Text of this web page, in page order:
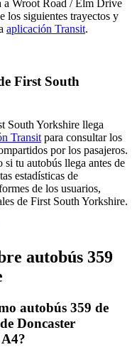
a Wroot Road / Elm Drive
los siguientes trayectos y
aplicación Transit.
First South
South Yorkshire llega
Transit para consultar los
por los pasajeros.
tu autobús llega antes de
estadísticas de
de los usuarios,
de First South Yorkshire.
autobús 359
autobús 359 de
Doncaster